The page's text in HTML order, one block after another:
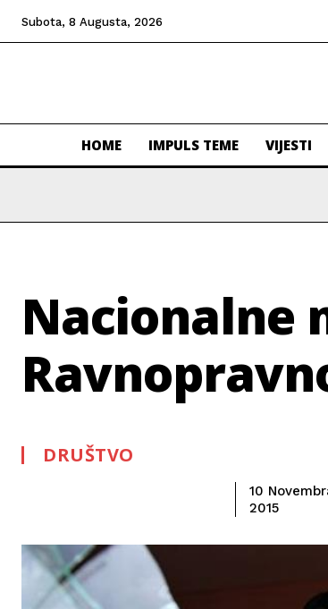
Subota, 8 Augusta, 2026
HOME IMPULS TEME VIJESTI
Nacionalne
DRUŠTVO
10
2015